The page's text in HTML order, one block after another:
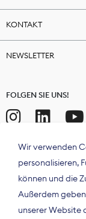
KONTAKT
NEWSLETTER
FOLGEN SIE UNS!
Wir verwenden
personalisieren,
können und die
Außerdem
unserer Website